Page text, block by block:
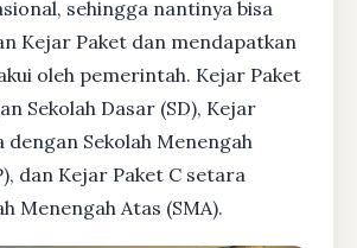
sehingga nantinya bisa
Kejar Paket dan mendapatkan
oleh pemerintah. Kejar Paket
Sekolah Dasar (SD), Kejar
dengan Sekolah Menengah
dan Kejar Paket C setara
Menengah Atas (SMA).